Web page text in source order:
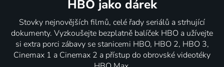
HBO jako dárek
Stovky nejnovějších filmů, celé řady seriálů a strhující
dokumenty. Vyzkoušejte bezplatně balíček HBO a užívejte
si extra porci zábavy se stanicemi HBO, HBO 2, HBO 3,
Cinemax 1 a Cinemax 2 a přístup do obrovské videotéky